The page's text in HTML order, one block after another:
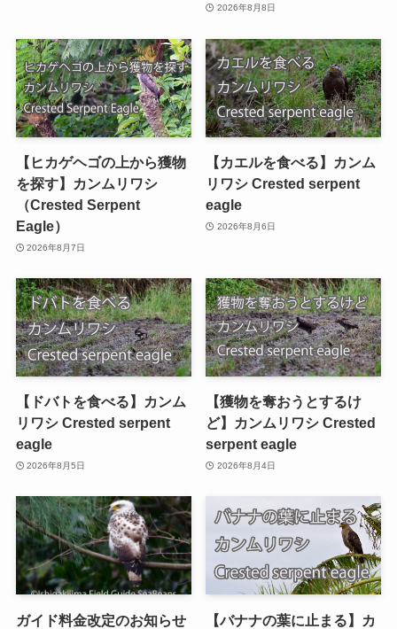
2026年8月8日
【ヒカゲヘゴの上から獲物
を探す】カンムリワシ
（Crested Serpent
Eagle）
2026年8月7日
【カエルを食べる】カンム
リワシ Crested serpent
eagle
2026年8月6日
【ドバトを食べる】カンム
リワシ Crested serpent
eagle
2026年8月5日
【獲物を奪おうとするけ
ど】カンムリワシ Crested
serpent eagle
2026年8月4日
ガイド料金改定のお知らせ
【バナナの葉に止まる】カ